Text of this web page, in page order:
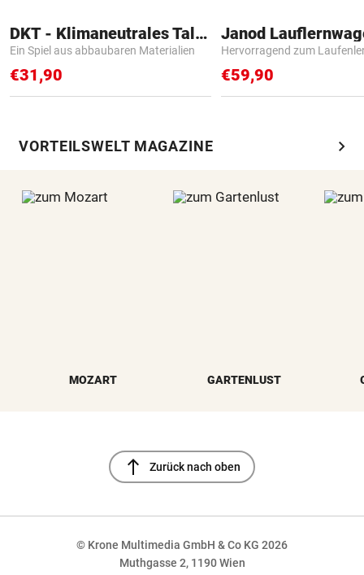
DKT - Klimaneutrales Talent
Ein Spiel aus abbaubaren Materialien
€31,90
Janod
Hervorragend zum
€59,90
VORTEILSWELT MAGAZINE chevron_right
MOZART GARTENLUST
north Zurück nach oben
© Krone Multimedia GmbH & Co KG 2026
Muthgasse 2, 1190 Wien